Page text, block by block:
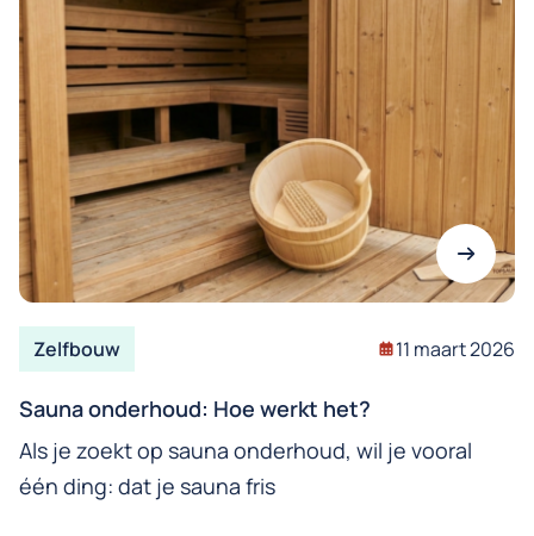
Zelfbouw 11 maart 2026
Sauna onderhoud: Hoe werkt het?
Als je zoekt op sauna onderhoud, wil je vooral
één ding: dat je sauna fris